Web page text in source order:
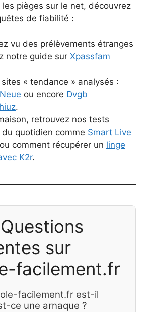
pièges sur le net, découvrez
de fiabilité :
vu des prélèvements étranges
notre guide sur Xpassfam
sites « tendance » analysés :
ou encore Dvgb
.
retrouvez nos tests
quotidien comme Smart Live
ou comment récupérer un linge
K2r.
sur
facilement.fr
facilement.fr est-il
ce une arnaque ?